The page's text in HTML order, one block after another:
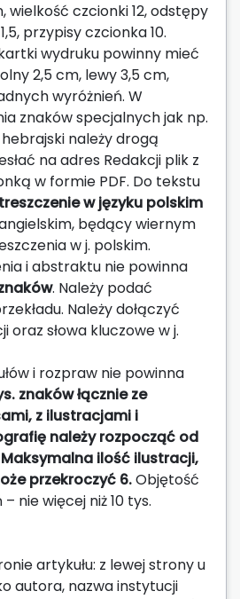
wielkość czcionki 12, odstępy
przypisy czcionka 10.
wydruku powinny mieć
2,5 cm, lewy 3,5 cm,
wyróżnień. W
znaków specjalnych jak np.
należy drogą
na adres Redakcji plik z
w formie PDF. Do tekstu
w języku polskim
będący wiernym
w j. polskim.
i abstraktu nie powinna
. Należy podać
Należy dołączyć
oraz słowa kluczowe w j.
i rozpraw nie powinna
znaków łącznie ze
z ilustracjami i
należy rozpocząć od
Maksymalna ilość ilustracji,
przekroczyć 6.Objętość
nie więcej niż 10 tys.
artykułu: z lewej strony u
autora, nazwa instytucji